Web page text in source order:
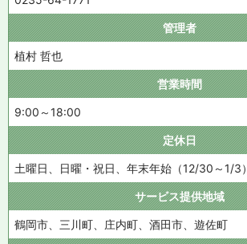
管理者
植村 哲也
営業時間
9:00～18:00
定休日
土曜日、日曜・祝日、年末年始（12/30～1/3）
サービス提供地域
鶴岡市、三川町、庄内町、酒田市、遊佐町